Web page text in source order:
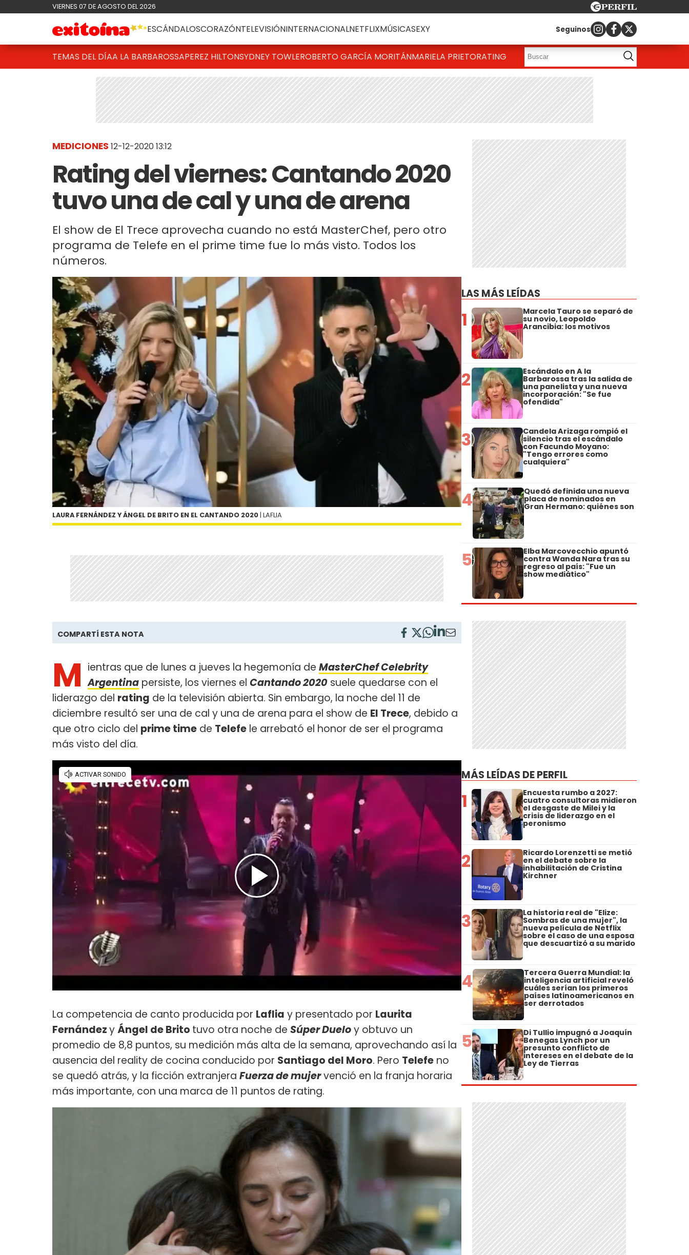
VIERNES 07 DE AGOSTO DEL 2026
ESCÁNDALOSCORAZÓNTELEVISIÓNINTERNACIONALNETFLIXMÚSICASEXY Seguinos
TEMAS DEL DÍAA LA BARBAROSSAPEREZ HILTONSYDNEY TOWLEROBERTO GARCÍA MORITÁNMARIELA PRIETORATING
MEDICIONES 12-12-2020 13:12
Rating del viernes: Cantando 2020
tuvo una de cal y una de arena
El show de El Trece aprovecha cuando no está MasterChef, pero otro
programa de Telefe en el prime time fue lo más visto. Todos los
números.
LAURA FERNÁNDEZ Y ÁNGEL DE BRITO EN EL CANTANDO 2020 | LAFLIA
COMPARTÍ ESTA NOTA
M ientras que de lunes a jueves la hegemonía de MasterChef Celebrity
Argentina persiste, los viernes el Cantando 2020 suele quedarse con el
liderazgo del rating de la televisión abierta. Sin embargo, la noche del 11 de
diciembre resultó ser una de cal y una de arena para el show de El Trece, debido a
que otro ciclo del prime time de Telefe le arrebató el honor de ser el programa
más visto del día.
La competencia de canto producida por Laflia y presentado por Laurita
FernándezyÁngel de Brito tuvo otra noche de Súper Dueloy obtuvo un
promedio de 8,8 puntos, su medición más alta de la semana, aprovechando así la
ausencia del reality de cocina conducido por Santiago del Moro. Pero Telefe no
se quedó atrás, y la ficción extranjera Fuerza de mujervenció en la franja horaria
más importante, con una marca de 11 puntos de rating.
LAS MÁS LEÍDAS
1 Marcela Tauro se separó de
su novio, Leopoldo
Arancibia: los motivos
2 Escándalo en A la
Barbarossa tras la salida de
una panelista y una nueva
incorporación: "Se fue
ofendida"
3 Candela Arizaga rompió el
silencio tras el escándalo
con Facundo Moyano:
"Tengo errores como
cualquiera"
4 Quedó definida una nueva
placa de nominados en
Gran Hermano: quiénes son
5 Elba Marcovecchio apuntó
contra Wanda Nara tras su
regreso al país: "Fue un
show mediático"
MÁS LEÍDAS DE PERFIL
1 Encuesta rumbo a 2027:
cuatro consultoras midieron
el desgaste de Milei y la
crisis de liderazgo en el
peronismo
2 Ricardo Lorenzetti se metió
en el debate sobre la
inhabilitación de Cristina
Kirchner
3 La historia real de "Elize:
Sombras de una mujer", la
nueva película de Netflix
sobre el caso de una esposa
que descuartizó a su marido
4 Tercera Guerra Mundial: la
inteligencia artificial reveló
cuáles serían los primeros
países latinoamericanos en
ser derrotados
5 Di Tullio impugnó a Joaquín
Benegas Lynch por un
presunto conflicto de
intereses en el debate de la
Ley de Tierras